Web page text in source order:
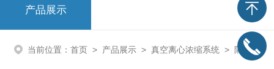
产品展示
当前位置： 首页 > 产品展示 > 真空离心浓缩系统 > 隔膜真空泵